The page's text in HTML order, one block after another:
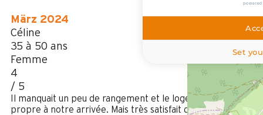
März 2024
Céline
35 à 50 ans
Femme
4
/ 5
Il manquait un peu de rangement et le logement n'était pas
propre à notre arrivée. Mais très satisfait de l'emplacement.
Set